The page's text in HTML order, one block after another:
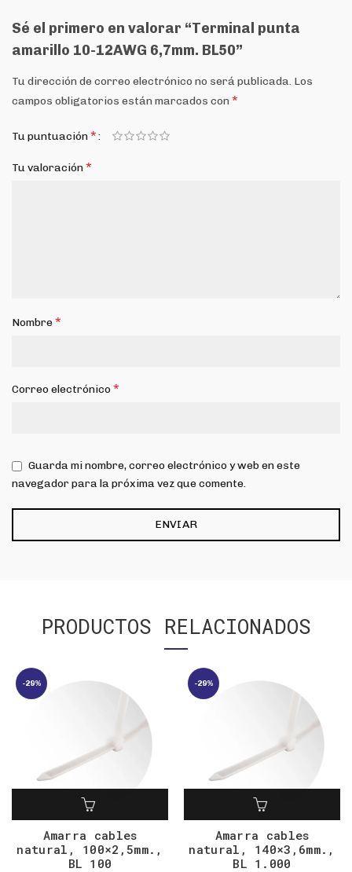
Sé el primero en valorar “Terminal punta
amarillo 10-12AWG 6,7mm. BL50”
Tu dirección de correo electrónico no será publicada. Los
campos obligatorios están marcados con *
Tu puntuación*
Tu valoración*
Nombre*
Correo electrónico*
Guarda mi nombre, correo electrónico y web en este
navegador para la próxima vez que comente.
PRODUCTOS RELACIONADOS
-29%
Amarra cables
natural, 100×2,5mm.,
BL 100
-29%
Amarra cables
natural, 140×3,6mm.,
BL 1.000